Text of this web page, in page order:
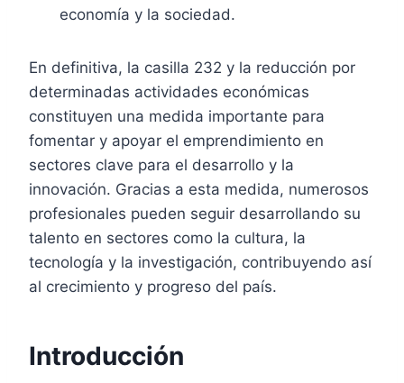
economía y la sociedad.
En definitiva, la casilla 232 y la reducción por
determinadas actividades económicas
constituyen una medida importante para
fomentar y apoyar el emprendimiento en
sectores clave para el desarrollo y la
innovación. Gracias a esta medida, numerosos
profesionales pueden seguir desarrollando su
talento en sectores como la cultura, la
tecnología y la investigación, contribuyendo así
al crecimiento y progreso del país.
Introducción